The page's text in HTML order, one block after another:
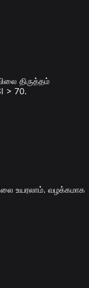
திருத்தம்
> 70.
உயரலாம். வழக்கமாக